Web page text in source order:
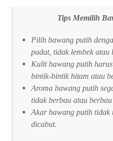
Tips Memilih
Pilih bawang putih
padat, tidak lembek atau
Kulit bawang putih
bintik-bintik hitam atau
Aroma bawang putih
tidak berbau atau berbau
Akar bawang putih tidak
dicabut.